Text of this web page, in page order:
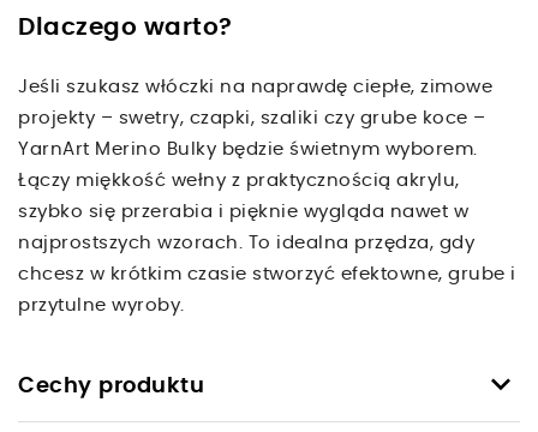
Dlaczego warto?
Jeśli szukasz włóczki na naprawdę ciepłe, zimowe
projekty – swetry, czapki, szaliki czy grube koce –
YarnArt Merino Bulky będzie świetnym wyborem.
Łączy miękkość wełny z praktycznością akrylu,
szybko się przerabia i pięknie wygląda nawet w
najprostszych wzorach. To idealna przędza, gdy
chcesz w krótkim czasie stworzyć efektowne, grube i
przytulne wyroby.
keyboard_arrow_down
Cechy produktu